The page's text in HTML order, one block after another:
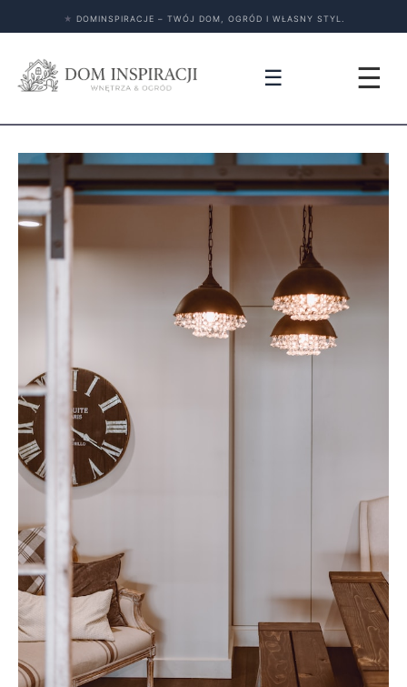
★ DOMINSPIRACJE – TWÓJ DOM, OGRÓD I WŁASNY STYL.
☰ ☰